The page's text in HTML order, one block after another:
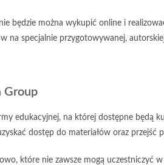
będzie można wykupić online i
na specjalnie przygotowywanej,
Group
edukacyjnej, na której dostępne będą
dostęp do materiałów oraz
które nie zawsze mogą